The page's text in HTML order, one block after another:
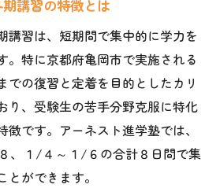
すめの受験対策ポイント
休みの苦手克服を目指す
期講習活用の極意
験対策に最大限活かす工夫
めの冬期講習スケジュール術
で重視すべき受験対策ポイン
講習の特徴とは
講習は、短期間で集中的に学力を
。特に京都府亀岡市で実施される
での復習と定着を目的としたカリ
り、受験生の苦手分野克服に特化
徴です。アーネスト進学塾では、
、１/４～１/６の合計８日間で集
ができます。